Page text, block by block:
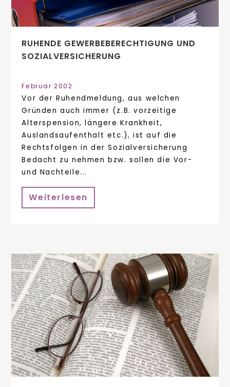
RUHENDE GEWERBEBERECHTIGUNG UND
SOZIALVERSICHERUNG
Februar 2002
Vor der Ruhendmeldung, aus welchen
Gründen auch immer (z.B. vorzeitige
Alterspension, längere Krankheit,
Auslandsaufenthalt etc.), ist auf die
Rechtsfolgen in der Sozialversicherung
Bedacht zu nehmen bzw. sollen die Vor-
und Nachteile...
Weiterlesen